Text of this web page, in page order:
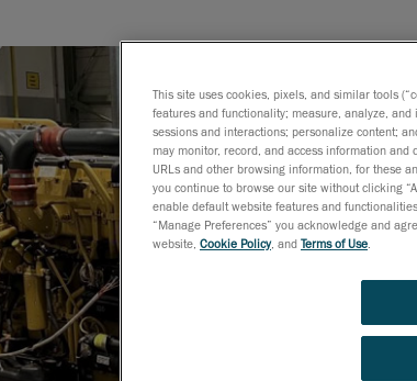
This site uses cookies, pixels, and similar tools
features and functionality; measure, analyze,
sessions and interactions; personalize content;
may monitor, record, and access information
URLs and other browsing information, for these
you continue to browse our site without clicking
enable default website features and
“Manage Preferences” you acknowledge and
website, Cookie Policy, and Terms of Use